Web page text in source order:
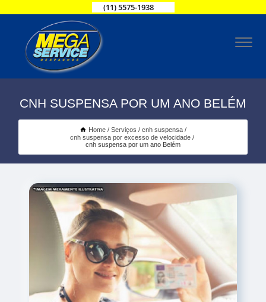
(11) 5575-1938
CNH SUSPENSA POR UM ANO BELÉM
Home Serviços
cnh suspensa
cnh suspensa por excesso de velocidade
cnh suspensa por um ano Belém